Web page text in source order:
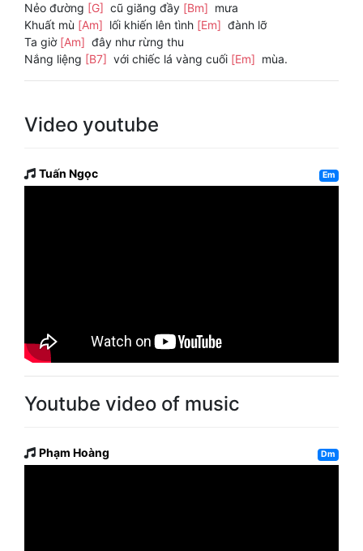
Nẻo đường [G] cũ giăng đầy [Bm] mưa
Khuất mù [Am] lối khiến lên tình [Em] đành lỡ
Ta giờ [Am] đây như rừng thu
Nắng liệng [B7] với chiếc lá vàng cuối [Em] mùa.
Video youtube
Tuấn Ngọc Em
Youtube video of music
Phạm Hoàng Dm